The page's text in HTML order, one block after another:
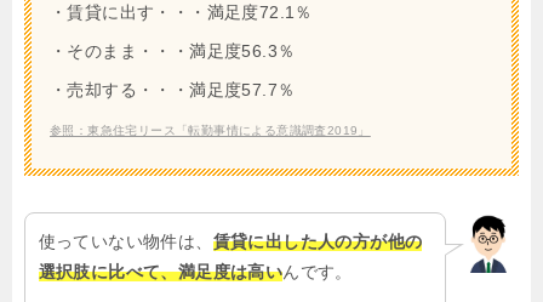
・賃貸に出す・・・満足度72.1％
・そのまま・・・満足度56.3％
・売却する・・・満足度57.7％
参照：東急住宅リース「転勤事情による意識調査2019」
使っていない物件は、 賃貸に出した人の方が他の
選択肢に比べて、満足度は高いんです。